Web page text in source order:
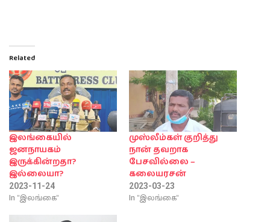
Related
இலங்கையில்
ஜனநாயகம்
இருக்கின்றதா?
இல்லையா?
2023-11-24
In "இலங்கை"
முஸ்லீம்கள் குறித்து
நான் தவறாக
பேசவில்லை –
கலையரசன்
2023-03-23
In "இலங்கை"